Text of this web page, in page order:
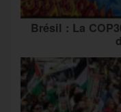
Brésil : La